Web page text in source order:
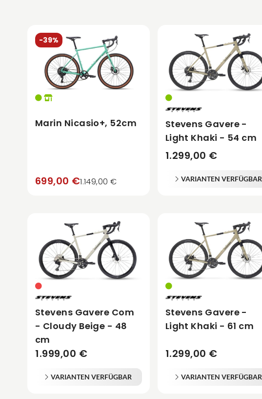
-39%
Marin Nicasio+, 52cm
699,00 €1.149,00 €
Stevens Gavere -
Light Khaki - 54 cm
1.299,00 €
VARIANTEN VERFÜGBAR
Stevens Gavere Com
- Cloudy Beige - 48
cm
1.999,00 €
VARIANTEN VERFÜGBAR
Stevens Gavere -
Light Khaki - 61 cm
1.299,00 €
VARIANTEN VERFÜGBAR